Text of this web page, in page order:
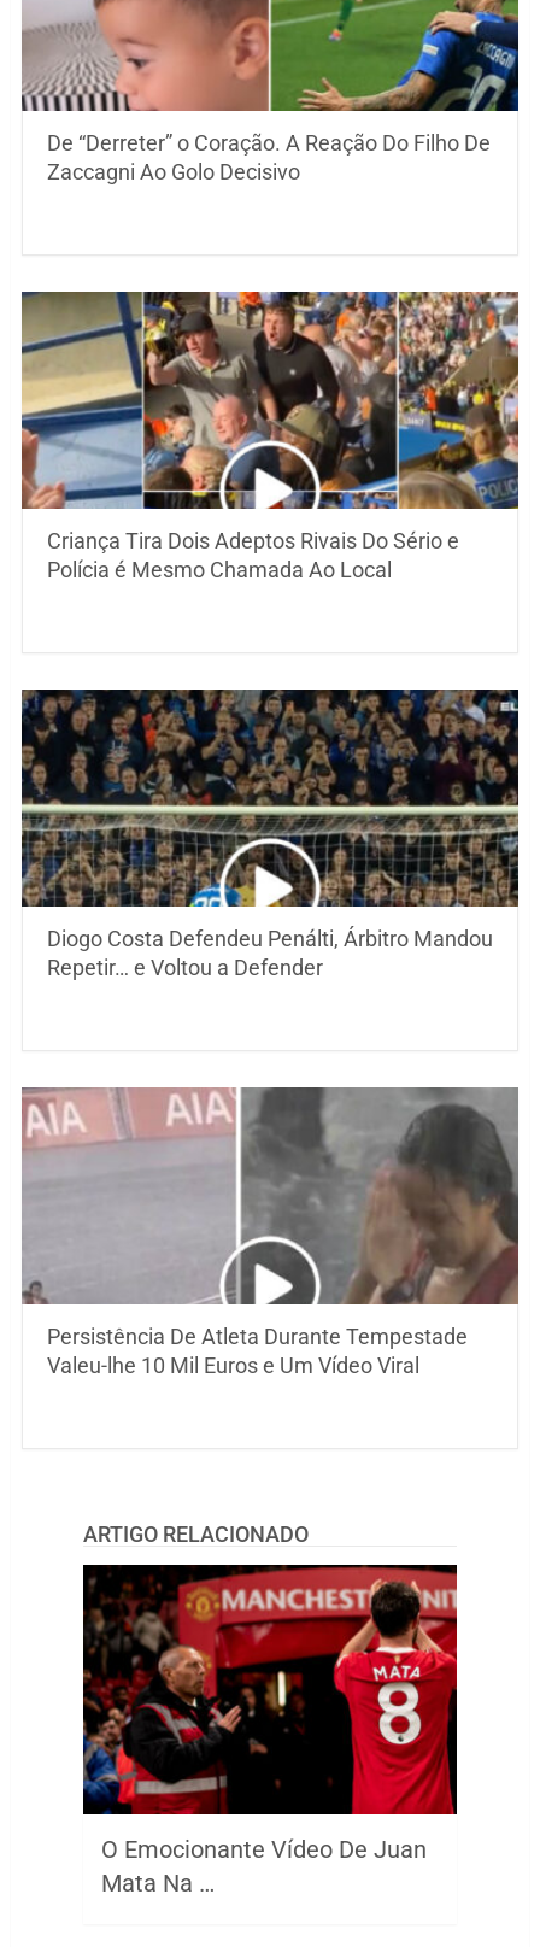
De “Derreter” o Coração. A Reação Do Filho De
Zaccagni Ao Golo Decisivo
Criança Tira Dois Adeptos Rivais Do Sério e
Polícia é Mesmo Chamada Ao Local
Diogo Costa Defendeu Penálti, Árbitro Mandou
Repetir… e Voltou a Defender
Persistência De Atleta Durante Tempestade
Valeu-lhe 10 Mil Euros e Um Vídeo Viral
ARTIGO RELACIONADO
O Emocionante Vídeo De Juan
Mata Na …